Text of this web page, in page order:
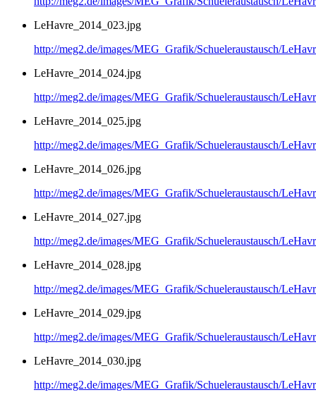
LeHavre_2014_023.jpg
http://meg2.de/images/MEG_Grafik/Schueleraustausch/
LeHavre_2014_024.jpg
http://meg2.de/images/MEG_Grafik/Schueleraustausch/
LeHavre_2014_025.jpg
http://meg2.de/images/MEG_Grafik/Schueleraustausch/
LeHavre_2014_026.jpg
http://meg2.de/images/MEG_Grafik/Schueleraustausch/
LeHavre_2014_027.jpg
http://meg2.de/images/MEG_Grafik/Schueleraustausch/
LeHavre_2014_028.jpg
http://meg2.de/images/MEG_Grafik/Schueleraustausch/
LeHavre_2014_029.jpg
http://meg2.de/images/MEG_Grafik/Schueleraustausch/
LeHavre_2014_030.jpg
http://meg2.de/images/MEG_Grafik/Schueleraustausch/